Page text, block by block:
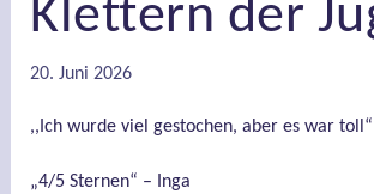
Klettern der
20. Juni 2026
,,Ich wurde viel gestochen, aber es war
„4/5 Sternen“ – Inga